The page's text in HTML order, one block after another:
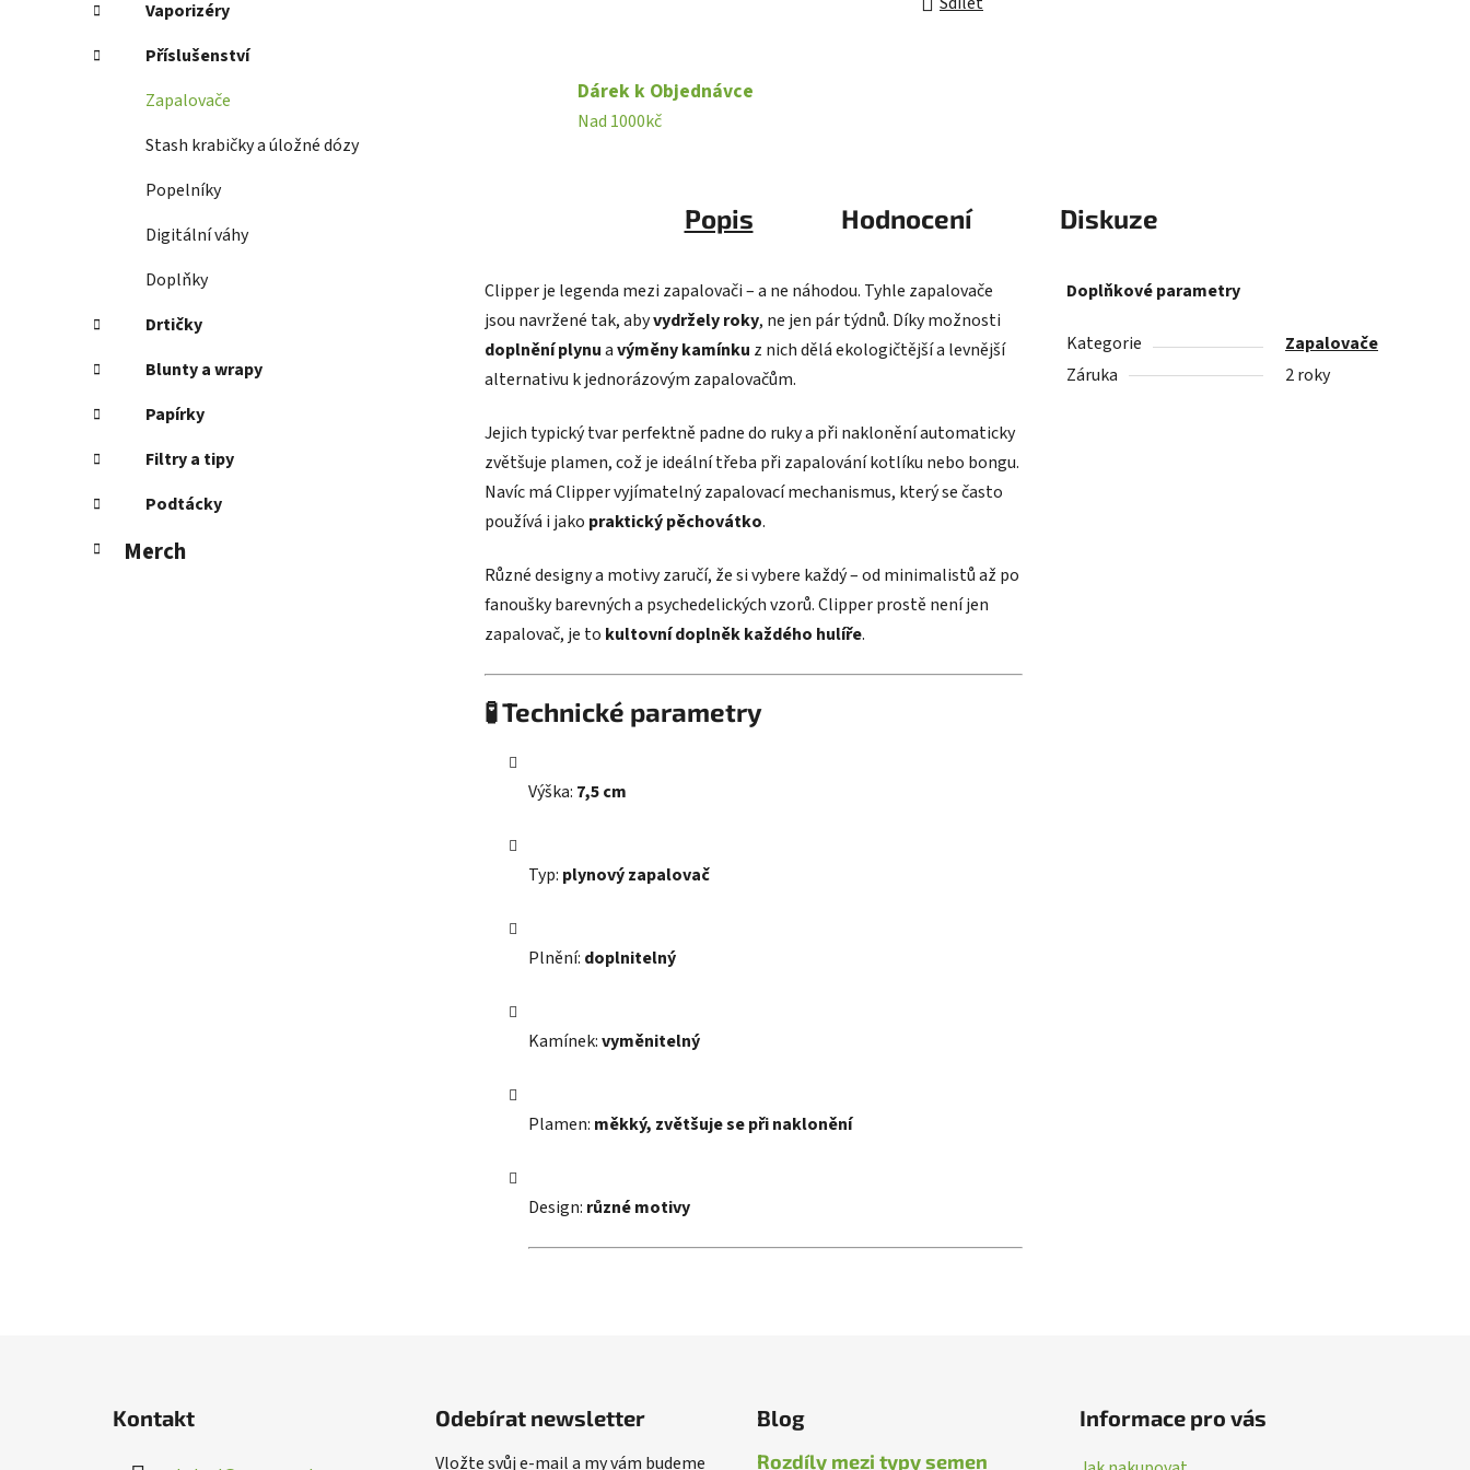
Vaporizéry
Příslušenství
Zapalovače
Stash krabičky a úložné dózy
Popelníky
Digitální váhy
Doplňky
Drtičky
Blunty a wrapy
Papírky
Filtry a tipy
Podtácky
Merch
Dárek k Objednávce
Nad 1000kč
Popis Hodnocení Diskuze
Clipper je legenda mezi zapalovači – a ne náhodou. Tyhle zapalovače
jsou navržené tak, abyvydržely roky, ne jen pár týdnů. Díky možnosti
doplnění plynuavýměny kamínku z nich dělá ekologičtější a levnější
alternativu k jednorázovým zapalovačům.
Jejich typický tvar perfektně padne do ruky a při naklonění automaticky
zvětšuje plamen, což je ideální třeba při zapalování kotlíku nebo bongu.
Navíc má Clipper vyjímatelný zapalovací mechanismus, který se často
používá i jako praktický pěchovátko.
Různé designy a motivy zaručí, že si vybere každý – od minimalistů až po
fanoušky barevných a psychedelických vzorů. Clipper prostě není jen
zapalovač, je to kultovní doplněk každého hulíře.
🧪Technické parametry
Výška: 7,5 cm
Typ: plynový zapalovač
Plnění: doplnitelný
Kamínek:vyměnitelný
Plamen: měkký, zvětšuje se při naklonění
Design: různé motivy
Doplňkové parametry
Kategorie
Zapalovače
Záruka
2 roky
Kontakt Odebírat newsletter
Vložte svůj e-mail a my vám budeme
Blog
Rozdíly mezi typy semen
Informace pro vás